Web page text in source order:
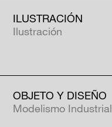
ILUSTRACIÓN
Ilustración
OBJETO Y DISEÑO
Modelismo Industrial